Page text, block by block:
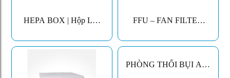
HEPA BOX | Hộp Lọc
AHU | HUPHACO
FFU – FAN FILTER
KHÍ SẠCH)
PHÒNG THỔI BỤI AIR